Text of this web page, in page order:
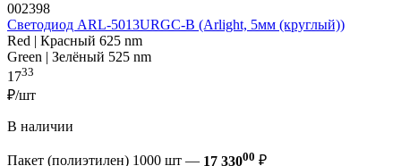
002398
Светодиод ARL-5013URGC-B (Arlight, 5мм (круглый))
Red | Красный 625 nm
Green | Зелёный 525 nm
1733
₽/шт
В наличии
Пакет (полиэтилен) 1000 шт — 17 33000 ₽